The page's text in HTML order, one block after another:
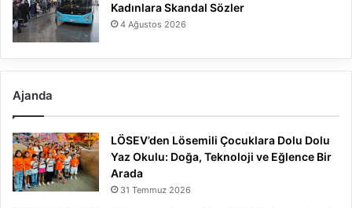
Kadınlara Skandal Sözler
4 Ağustos 2026
Ajanda
LÖSEV’den Lösemili Çocuklara Dolu Dolu
Yaz Okulu: Doğa, Teknoloji ve Eğlence Bir
Arada
31 Temmuz 2026